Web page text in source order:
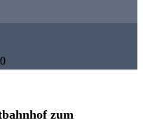
zum